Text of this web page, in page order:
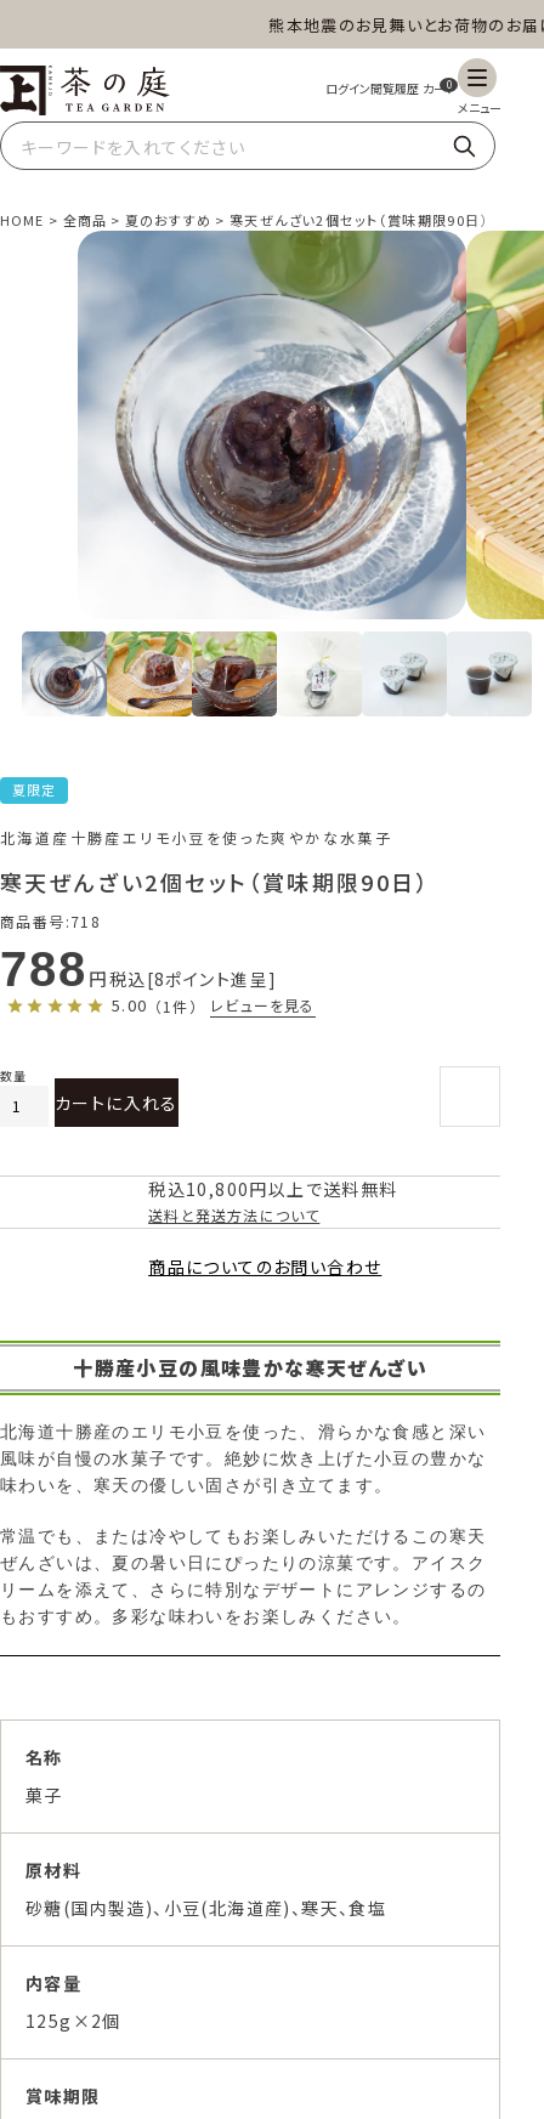
熊本地震のお見舞いとお荷物のお届け
茶の庭オンラインショップ 0
HOME 全商品 夏のおすすめ 寒天ぜんざい2個セット（賞味期限90日）
夏限定
北海道産十勝産エリモ小豆を使った爽やかな水菓子
寒天ぜんざい2個セット（賞味期限90日）
商品番号 718
788 税込 8ポイント進呈
5.00 （1件） レビューを見る
カートに入れる
税込10,800円以上で送料無料
送料と発送方法について
商品についてのお問い合わせ
十勝産小豆の風味豊かな寒天ぜんざい
北海道十勝産のエリモ小豆を使った、滑らかな食感と深い
風味が自慢の水菓子です。絶妙に炊き上げた小豆の豊かな
味わいを、寒天の優しい固さが引き立てます。
常温でも、または冷やしてもお楽しみいただけるこの寒天
ぜんざいは、夏の暑い日にぴったりの涼菓です。アイスク
リームを添えて、さらに特別なデザートにアレンジするの
もおすすめ。多彩な味わいをお楽しみください。
名称
菓子
原材料
砂糖(国内製造)、小豆(北海道産)、寒天、食塩
内容量
125g×2個
賞味期限